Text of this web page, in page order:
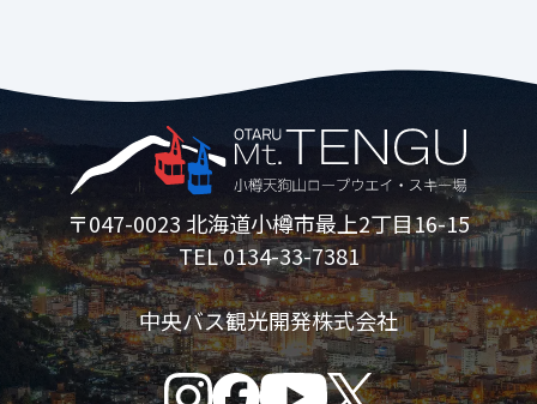
〒047-0023 北海道小樽市最上2丁目16-15
TEL 0134-33-7381
中央バス観光開発株式会社